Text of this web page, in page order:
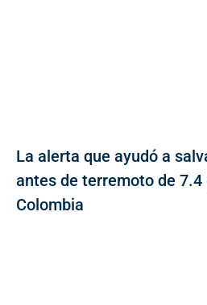
La alerta que ayudó a
antes de terremoto de 7.4
Colombia